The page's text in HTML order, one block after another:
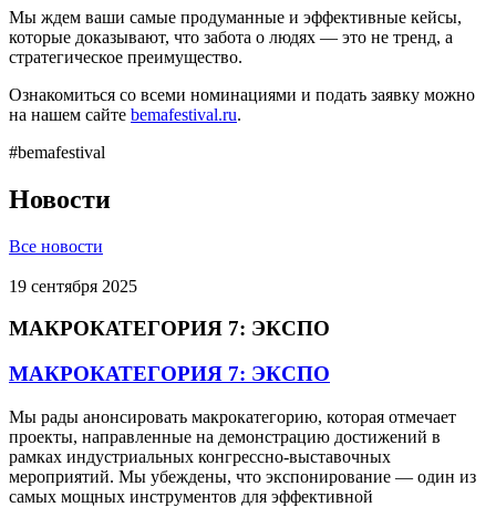
Мы ждем ваши самые продуманные и эффективные кейсы,
которые доказывают, что забота о людях — это не тренд, а
стратегическое преимущество.
Ознакомиться со всеми номинациями и подать заявку можно
на нашем сайте bemafestival.ru.
#bemafestival
Новости
Все новости
19 сентября 2025
МАКРОКАТЕГОРИЯ 7: ЭКСПО
МАКРОКАТЕГОРИЯ 7: ЭКСПО
Мы рады анонсировать макрокатегорию, которая отмечает
проекты, направленные на демонстрацию достижений в
рамках индустриальных конгрессно-выставочных
мероприятий. Мы убеждены, что экспонирование — один из
самых мощных инструментов для эффективной